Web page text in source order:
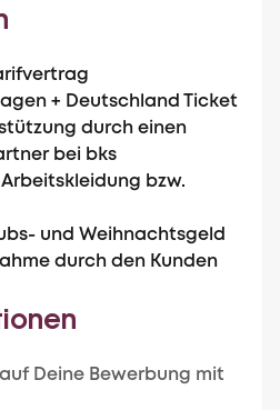
+ Deutschland Ticket
durch einen
bei bks
bzw.
und Weihnachtsgeld
durch den Kunden
Deine Bewerbung mit